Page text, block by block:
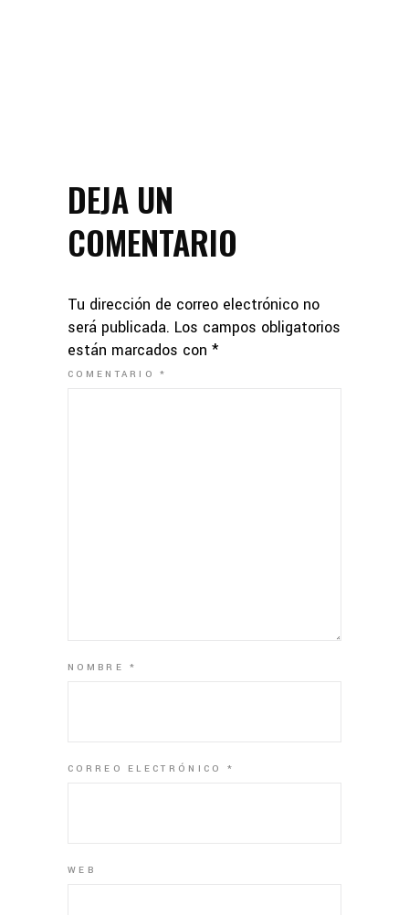
DEJA UN
COMENTARIO
Tu dirección de correo electrónico no
será publicada. Los campos obligatorios
están marcados con *
COMENTARIO*
NOMBRE*
CORREO ELECTRÓNICO *
WEB